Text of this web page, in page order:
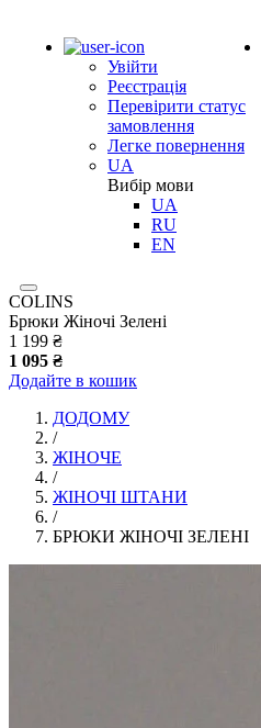
Увійти
Реєстрація
Перевірити статус
замовлення
Легке повернення
UA
Вибір мови
UA
RU
EN
COLINS
Брюки Жіночі Зелені
1 199 ₴
1 095 ₴
Додайте в кошик
ДОДОМУ
/
ЖІНОЧЕ
/
ЖІНОЧІ ШТАНИ
/
БРЮКИ ЖІНОЧІ ЗЕЛЕНІ